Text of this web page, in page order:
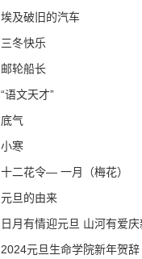
埃及破旧的汽车
三冬快乐
邮轮船长
“语文天才”
底气
小寒
十二花令— 一月（梅花）
元旦的由来
日月有情迎元旦 山河有爱
2024元旦生命学院新年贺辞